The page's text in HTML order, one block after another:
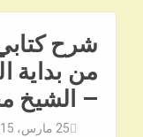
شرح
من بداية
– الشيخ
25 مارس، 2015